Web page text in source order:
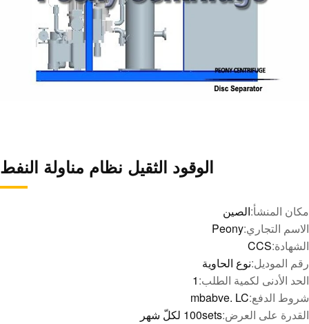
الوقود الثقيل نظام مناولة النفط
مكان المنشأ:الصين
الاسم التجاري:Peony
الشهادة:CCS
رقم الموديل:نوع الحاوية
الحد الأدنى لكمية الطلب:1
شروط الدفع:mbabve. LC
القدرة على العرض:100sets لكلّ شهر